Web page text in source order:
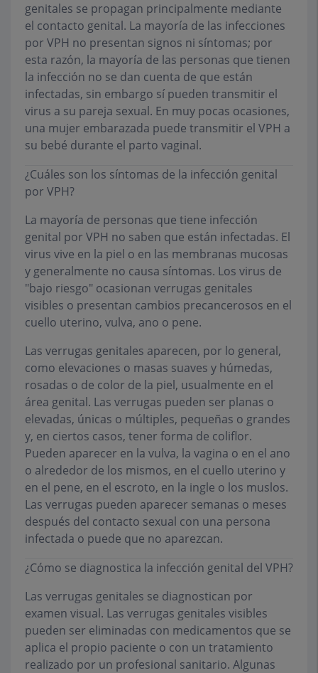
genitales se propagan principalmente mediante
el contacto genital. La mayoría de las infecciones
por VPH no presentan signos ni síntomas; por
esta razón, la mayoría de las personas que tienen
la infección no se dan cuenta de que están
infectadas, sin embargo sí pueden transmitir el
virus a su pareja sexual. En muy pocas ocasiones,
una mujer embarazada puede transmitir el VPH a
su bebé durante el parto vaginal.
¿Cuáles son los síntomas de la infección genital
por VPH?
La mayoría de personas que tiene infección
genital por VPH no saben que están infectadas. El
virus vive en la piel o en las membranas mucosas
y generalmente no causa síntomas. Los virus de
"bajo riesgo" ocasionan verrugas genitales
visibles o presentan cambios precancerosos en el
cuello uterino, vulva, ano o pene.
Las verrugas genitales aparecen, por lo general,
como elevaciones o masas suaves y húmedas,
rosadas o de color de la piel, usualmente en el
área genital. Las verrugas pueden ser planas o
elevadas, únicas o múltiples, pequeñas o grandes
y, en ciertos casos, tener forma de coliflor.
Pueden aparecer en la vulva, la vagina o en el ano
o alrededor de los mismos, en el cuello uterino y
en el pene, en el escroto, en la ingle o los muslos.
Las verrugas pueden aparecer semanas o meses
después del contacto sexual con una persona
infectada o puede que no aparezcan.
¿Cómo se diagnostica la infección genital del VPH?
Las verrugas genitales se diagnostican por
examen visual. Las verrugas genitales visibles
pueden ser eliminadas con medicamentos que se
aplica el propio paciente o con un tratamiento
realizado por un profesional sanitario. Algunas